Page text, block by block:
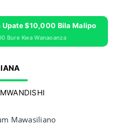
Upate $10,000 Bila Malipo
Bure Kwa Wanaoanza
Mawasiliano